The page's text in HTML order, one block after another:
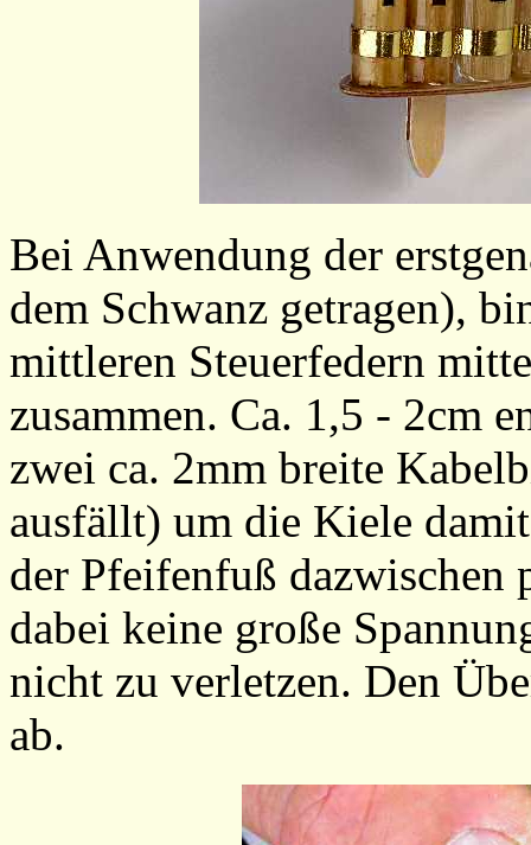
Bei Anwendung der
dem Schwanz getragen),
mittleren Steuerfedern
zusammen. Ca. 1,5 - 2cm
zwei ca. 2mm breite
ausfällt) um die Kiele
der Pfeifenfuß dazwischen
dabei keine große
nicht zu verletzen. Den
ab.